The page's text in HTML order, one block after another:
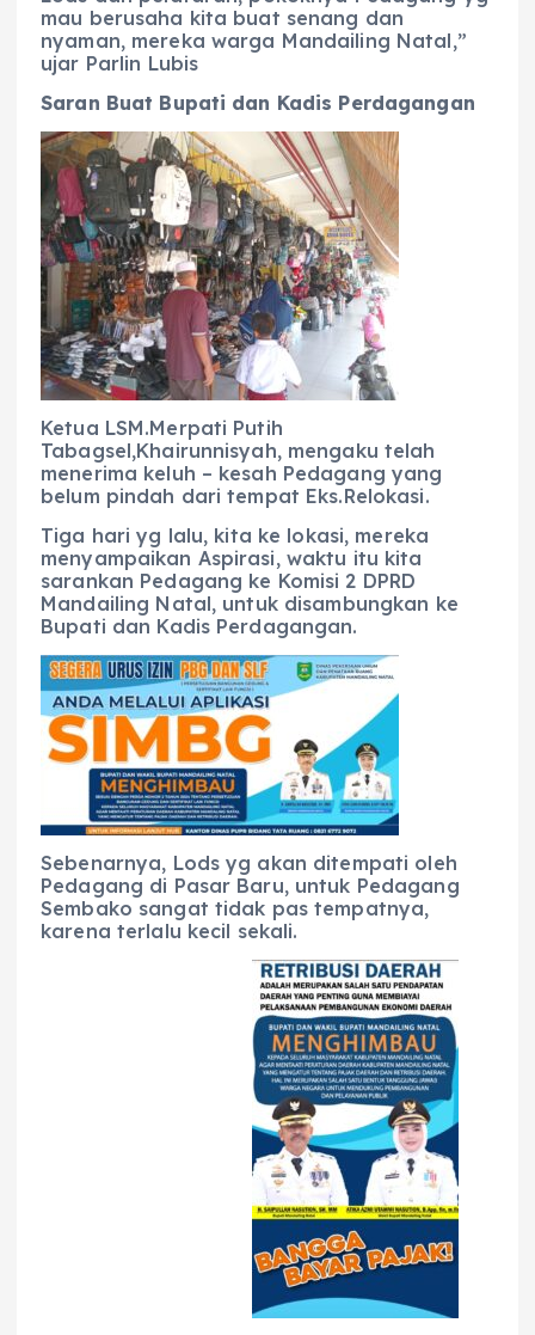
mau berusaha kita buat senang dan
nyaman, mereka warga Mandailing Natal,”
ujar Parlin Lubis
Saran Buat Bupati dan Kadis Perdagangan
Ketua LSM.Merpati Putih
Tabagsel,Khairunnisyah, mengaku telah
menerima keluh – kesah Pedagang yang
belum pindah dari tempat Eks.Relokasi.
Tiga hari yg lalu, kita ke lokasi, mereka
menyampaikan Aspirasi, waktu itu kita
sarankan Pedagang ke Komisi 2 DPRD
Mandailing Natal, untuk disambungkan ke
Bupati dan Kadis Perdagangan.
Sebenarnya, Lods yg akan ditempati oleh
Pedagang di Pasar Baru, untuk Pedagang
Sembako sangat tidak pas tempatnya,
karena terlalu kecil sekali.